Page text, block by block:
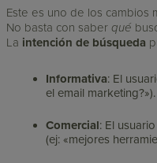
Este es uno de los cambios
No basta con saberqué
La intención de búsqueda
Informativa: El
el email marketing?»).
Comercial: El
(ej: «mejores